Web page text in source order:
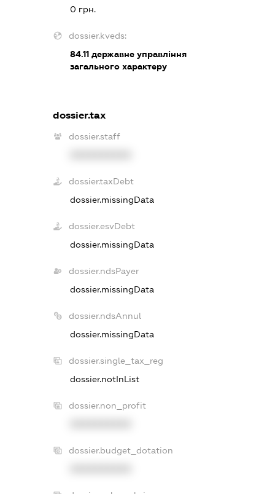
0 грн.
dossier.kveds:
84.11 державне управління
загального характеру
dossier.tax
dossier.staff
dossier.taxDebt
dossier.missingData
dossier.esvDebt
dossier.missingData
dossier.ndsPayer
dossier.missingData
dossier.ndsAnnul
dossier.missingData
dossier.single_tax_reg
dossier.notInList
dossier.non_profit
dossier.budget_dotation